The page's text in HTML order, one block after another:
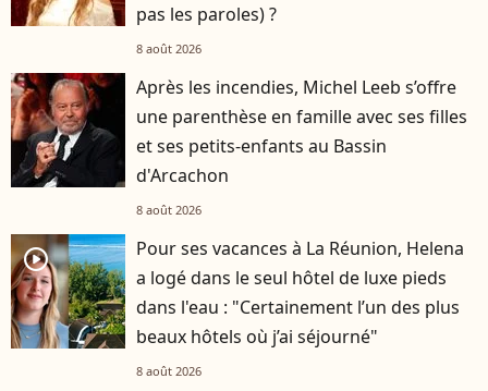
pas les paroles) ?
8 août 2026
Après les incendies, Michel Leeb s’offre
une parenthèse en famille avec ses filles
et ses petits-enfants au Bassin
d'Arcachon
8 août 2026
player2
Pour ses vacances à La Réunion, Helena
a logé dans le seul hôtel de luxe pieds
dans l'eau : "Certainement l’un des plus
beaux hôtels où j’ai séjourné"
8 août 2026